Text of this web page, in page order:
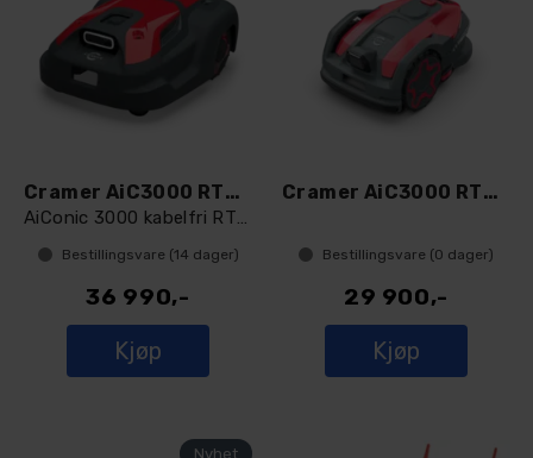
Cramer AiC3000 RTK robotklipper
AiConic 3000 kabelfri RTK robotklipper
Bestillingsvare (14 dager)
36 990,-
Kjøp
Cramer AiC3000 RTK robotklipper med ante
Bestillingsvare (0 dager)
29 900,-
Kjøp